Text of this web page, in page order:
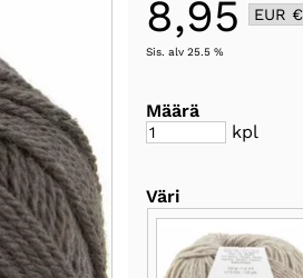
8,95
Sis. alv 25.5 %
Määrä
kpl
Väri